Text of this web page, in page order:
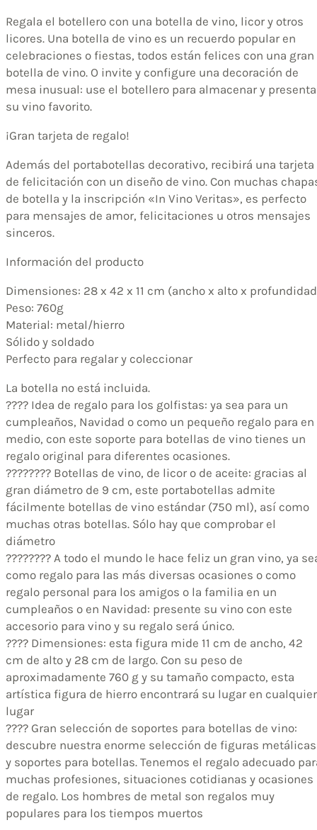
Regala el botellero con una botella de vino, licor y otros
licores. Una botella de vino es un recuerdo popular en
celebraciones o fiestas, todos están felices con una gran
botella de vino. O invite y configure una decoración de
mesa inusual: use el botellero para almacenar y
su vino favorito.
¡Gran tarjeta de regalo!
Además del portabotellas decorativo, recibirá una tarjeta
de felicitación con un diseño de vino. Con muchas
de botella y la inscripción «In Vino Veritas», es perfecto
para mensajes de amor, felicitaciones u otros mensajes
sinceros.
Información del producto
Dimensiones: 28 x 42 x 11 cm (ancho x alto x
Peso: 760g
Material: metal/hierro
Sólido y soldado
Perfecto para regalar y coleccionar
La botella no está incluida.
????️ Idea de regalo para los golfistas: ya sea para un
cumpleaños, Navidad o como un pequeño regalo para en
medio, con este soporte para botellas de vino tienes un
regalo original para diferentes ocasiones.
???????? Botellas de vino, de licor o de aceite: gracias al
gran diámetro de 9 cm, este portabotellas admite
fácilmente botellas de vino estándar (750 ml), así como
muchas otras botellas. Sólo hay que comprobar el
diámetro
???????? A todo el mundo le hace feliz un gran vino, ya
como regalo para las más diversas ocasiones o como
regalo personal para los amigos o la familia en un
cumpleaños o en Navidad: presente su vino con este
accesorio para vino y su regalo será único.
???? Dimensiones: esta figura mide 11 cm de ancho, 42
cm de alto y 28 cm de largo. Con su peso de
aproximadamente 760 g y su tamaño compacto, esta
artística figura de hierro encontrará su lugar en cualquier
lugar
???? Gran selección de soportes para botellas de vino:
descubre nuestra enorme selección de figuras metálicas
y soportes para botellas. Tenemos el regalo adecuado
muchas profesiones, situaciones cotidianas y ocasiones
de regalo. Los hombres de metal son regalos muy
populares para los tiempos muertos